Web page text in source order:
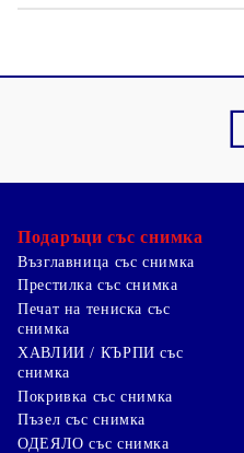
Подаръци със снимка
Възглавница със снимка
Престилка със снимка
Печат на тениска със
снимка
ХАВЛИИ / КЪРПИ със
снимка
Покривка със снимка
Пъзел със снимка
ОДЕЯЛО със снимка